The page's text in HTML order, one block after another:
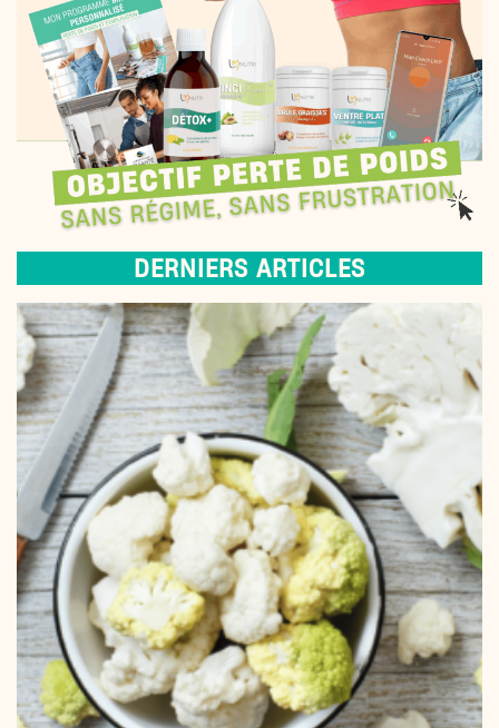
DERNIERS ARTICLES